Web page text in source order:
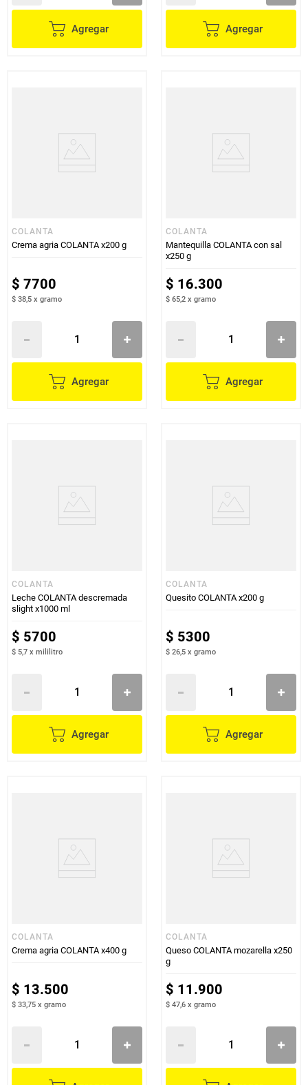
Agregar Agregar
COLANTA
Crema agria COLANTA x200 g
$ 7700
$ 38,5 x gramo
Agregar
COLANTA
Mantequilla COLANTA con sal
x250 g
$ 16.300
$ 65,2 x gramo
Agregar
COLANTA
Leche COLANTA descremada
slight x1000 ml
$ 5700
$ 5,7 x mililitro
Agregar
COLANTA
Quesito COLANTA x200 g
$ 5300
$ 26,5 x gramo
Agregar
COLANTA
Crema agria COLANTA x400 g
$ 13.500
$ 33,75 x gramo
COLANTA
Queso COLANTA mozarella x250
g
$ 11.900
$ 47,6 x gramo